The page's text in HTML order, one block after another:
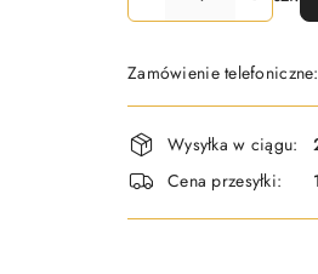
Zamówienie
Dostępność
i
dostawa
Wysyłka w ciągu:
Cena przesyłki: